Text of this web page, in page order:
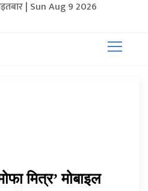
| Sun Aug 9 2026
मित्र’ मोबाइल